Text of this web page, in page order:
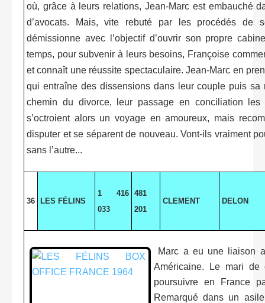
où, grâce à leurs relations, Jean-Marc est embauché
d’avocats. Mais, vite rebuté par les procédés de
démissionne avec l’objectif d’ouvrir son propre
temps, pour subvenir à leurs besoins, Françoise
et connaît une réussite spectaculaire. Jean-Marc en
qui entraîne des dissensions dans leur couple puis sa
chemin du divorce, leur passage en conciliation les
s’octroient alors un voyage en amoureux, mais
disputer et se séparent de nouveau. Vont-ils vraiment
sans l’autre...
36 LES FÉLINS
1 416
033
481
201
CLEMENT DELON
Marc a eu une liaison
Américaine. Le mari de
poursuivre en France
Remarqué dans un